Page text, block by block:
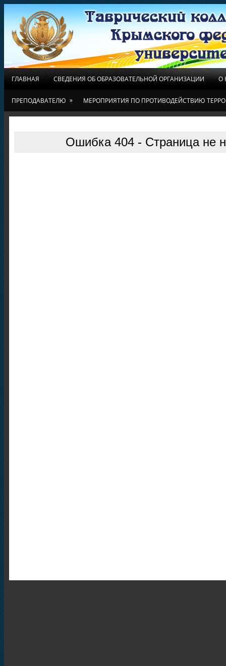
ГЛАВНАЯ СВЕДЕНИЯ ОБ ОБРАЗОВАТЕЛЬНОЙ ОРГАНИЗАЦИИ О
ПРЕПОДАВАТЕЛЮ » МЕРОПРИЯТИЯ ПО ПРОТИВОДЕЙСТВИЮ
Ошибка 404 - Страница не